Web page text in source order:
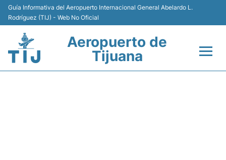
Guía Informativa del Aeropuerto Internacional General Abelardo L.
Rodríguez (TIJ) - Web No Oficial
Aeropuerto de
Tijuana